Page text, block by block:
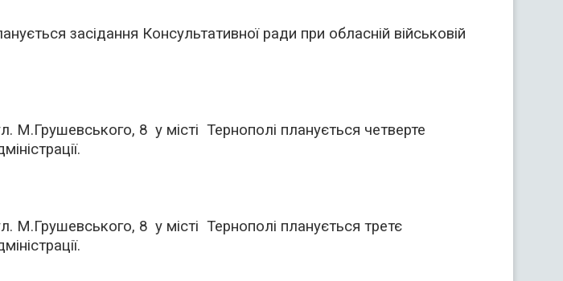
засідання Консультативної ради при обласній військовій
М.Грушевського, 8 у місті Тернополі планується четверте
М.Грушевського, 8 у місті Тернополі планується третє